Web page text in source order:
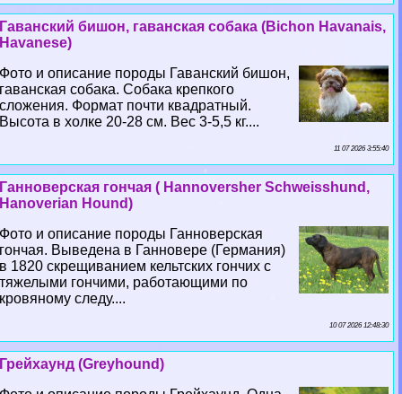
Гаванский бишон, гаванская собака (Bichon Havanais,
Havanese)
Фото и описание породы Гаванский бишон,
гаванская собака. Собака крепкого
сложения. Формат почти квадратный.
Высота в холке 20-28 см. Вес 3-5,5 кг....
11 07 2026 3:55:40
Ганноверская гончая ( Hannoversher Schweisshund,
Hanoverian Hound)
Фото и описание породы Ганноверская
гончая. Выведена в Ганновере (Германия)
в 1820 скрещиванием кельтских гончих с
тяжелыми гончими, работающими по
кровяному следу....
10 07 2026 12:48:30
Грейхаунд (Greyhound)